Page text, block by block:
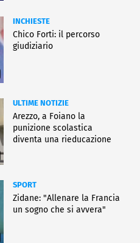
INCHIESTE
Chico Forti: il percorso
giudiziario
ULTIME NOTIZIE
Arezzo, a Foiano la
punizione scolastica
diventa una rieducazione
SPORT
Zidane: "Allenare la Francia
un sogno che si avvera"